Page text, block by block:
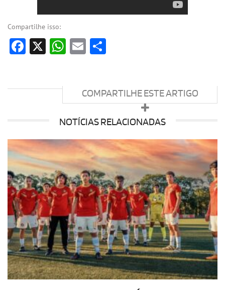
Compartilhe isso:
Facebook
X WhatsApp
Email
COMPARTILHE ESTE ARTIGO
NOTÍCIAS RELACIONADAS